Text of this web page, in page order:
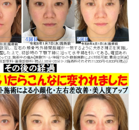
の肝斑の増悪を認めました｡事前に
ーザー照射を実施しましたが、そ
たことが最大の原因と判断してい
斑が増悪しているわけではないか
ザーとアゼライン酸クリーム、ト
ンC内服により改善傾向にあるので
｡しかしながら､増悪した肝斑は､確
っていますので､ご安心ください｡
勃起不全）薬・AGA（脱毛症）の